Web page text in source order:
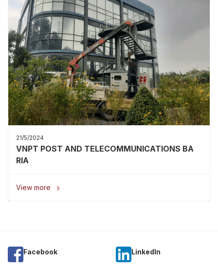
21/5/2024
VNPT POST AND TELECOMMUNICATIONS BA
RIA
View more 
Facebook Linkedln